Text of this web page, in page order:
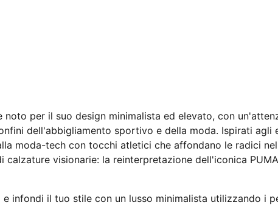
noto per il suo design minimalista ed elevato, con
dell'abbigliamento sportivo e della moda. Ispirati
moda-tech con tocchi atletici che affondano le radici
calzature visionarie: la reinterpretazione dell'iconica
infondi il tuo stile con un lusso minimalista utilizzando i